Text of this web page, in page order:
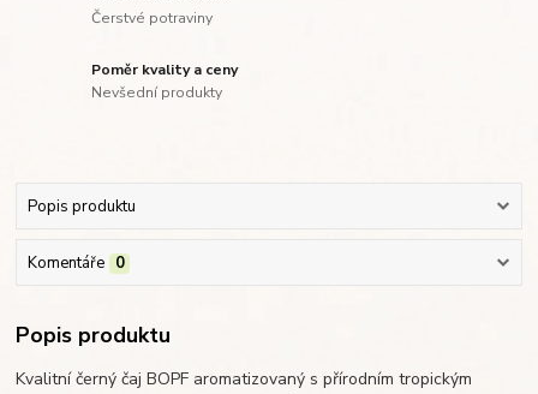
Čerstvé potraviny
Poměr kvality a ceny
Nevšední produkty
Popis produktu
Komentáře 0
Popis produktu
Kvalitní černý čaj BOPF aromatizovaný s přírodním tropickým